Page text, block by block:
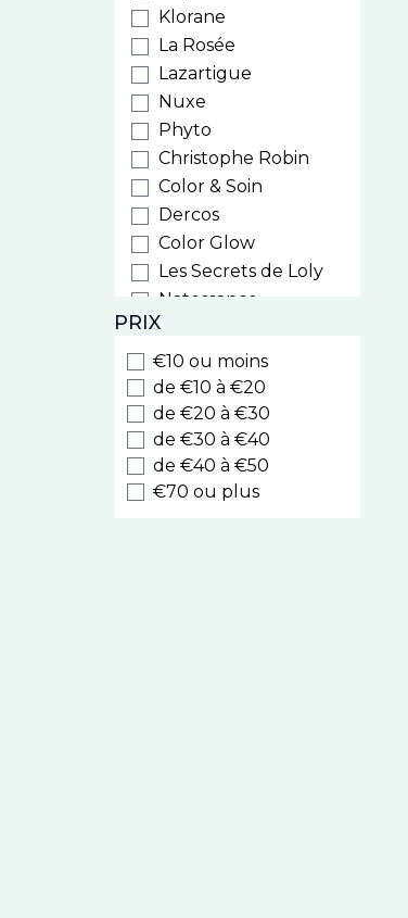
Klorane
La Rosée
Lazartigue
Nuxe
Phyto
Christophe Robin
Color & Soin
Dercos
Color Glow
Les Secrets de Loly
Natessance
Weleda
Biocyte
Luxeol
Style
Cooper
Nodé
Caudalie
PRIX
€10 ou moins
de €10 à €20
de €20 à €30
de €30 à €40
de €40 à €50
€70 ou plus